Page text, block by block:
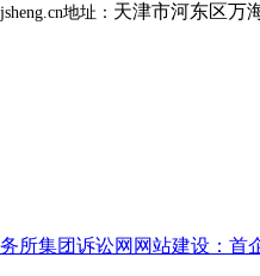
地址： 天津市河东区万
所集团诉讼网 网站建设：首